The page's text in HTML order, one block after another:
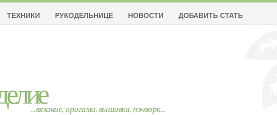
...вязание, оригами, вышивка, пэчворк...
ТЕХНИКИ РУКОДЕЛЬНИЦЕ НОВОСТИ ДОБАВИТЬ СТАТЬЮ